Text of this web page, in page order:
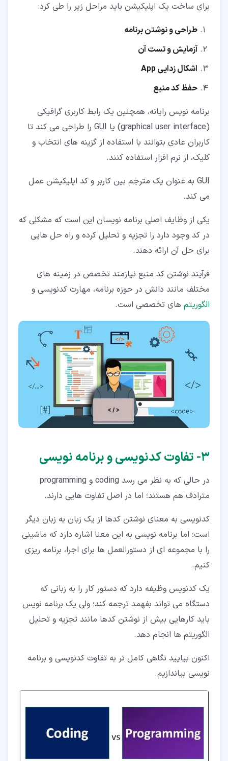
برای ساخت یک اپلیکیشن باید مراحل زیر را طی کرد:
طراحی و نوشتن برنامه
آزمایش و تست آن
اشکال زداییApp
حفظ کد منبع
برنامه نویس رایانه، همچنین یک رابط کاربری گرافیکی
(graphical user interface) یا GUI را طراحی می کند تا
کاربران عادی بتوانند با استفاده از گزینه های انتخاب و
کلیک، از نرم افزار استفاده کنند.
GUI به عنوان یک مترجم بین کاربر و کد اپلیکیشن عمل
می کند.
یکی از وظایف اصلی برنامه نویسان این است که مشکلی که
در کد وجود دارد را تجزیه و تحلیل کرده و راه حل هایی
برای حل آن ارائه دهند.
فرآیند نوشتن کد منبع نیازمند تخصص در زمینه های
مختلف مانند دانش در حوزه برنامه، مهارت کدنویسی و
الگوریتم های تخصصی است.
۳‏- تفاوت کدنویسی و برنامه نویسی
در حالی که به نظر می رسد coding و programming
مترادف هم هستند؛ اما در اصل تفاوت هایی دارند.
کدنویسی به معنای نوشتن کدها از یک زبان به زبان دیگر
است؛ اما برنامه نویسی به این معنا اشاره دارد که ماشینی
را با مجموعه ای از دستورالعمل ها برای اجرا، برنامه ریزی
کنیم.
یک کدنویس وظیفه دارد که دستور کار را به زبانی که
دستگاه می تواند بفهمد ترجمه کند؛ ولی یک برنامه نویس
باید کارهایی بیش از نوشتن کدها مانند تجزیه و تحلیل
الگوریتم ها انجام دهد.
اکنون بیایید نگاهی کامل تر به تفاوت کدنویسی و برنامه
نویسی بیاندازیم.